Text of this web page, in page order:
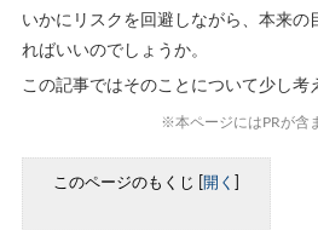
いかにリスクを回避しながら、本来の
ればいいのでしょうか。
この記事ではそのことについて少し考
※本ページにはPRが含
このページのもくじ 開く